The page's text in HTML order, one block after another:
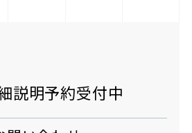
説明予約受付中